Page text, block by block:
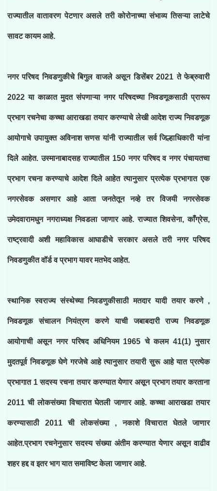
राज्यातील वातावरण पेटणार असले तरी कोरोनाच्या संभाव्य तिसऱ्या लाटेचे
सावट कायम आहे.
नगर परिषद निवडणुकीचे बिगुल वाजले असून डिसेंबर 2021 ते फेब्रुवारी
2022 या काळात मुदत संपणाऱ्या नगर परिषदच्या निवडणूकसाठी प्रारूप
प्रभाग रचनेचा कच्चा आराखडा तयार करण्याचे लेखी आदेश राज्य निवडणूक
आयोगाचे उपायुक्त अविनाश सणस यांनी राज्यातील सर्व जिल्हाधिकारी यांना
दिले आहेत. उस्मानाबादसह राज्यातील 150 नगर परिषद व नगर पंचायतचा
प्रभाग रचना करण्याचे आदेश दिले आहेत त्यानुसार प्रत्येक प्रभागात एक
नगरसेवक असणार आहे आता जनतेतून नव्हे तर विजयी नगरसेवक
उमेदवारामधुन नगराध्यक्ष निवडला जाणार आहे. राज्यात शिवसेना, काँग्रेस,
राष्ट्रवादी अशी महाविकास आघाडीचे सरकार असले तरी नगर परिषद
निवडणुकीत वॉर्ड व प्रभाग यावर मतभेद आहेत.
स्थानिक स्वराज्य संस्थेच्या निवडणुकीसाठी मतदार यादी तयार करणे ,
निवडणूक संचालन नियंत्रण करणे याची जबाबदारी राज्य निवडणूक
आयोगाची असून नगर परिषद अधिनियम 1965 चे कलम 41(1) नुसार
मुदतपूर्व निवडणूक घेणे गरजेचे आहे त्यानुसार तयारी सुरू आहे यात प्रत्येक
प्रभागात 1 सदस्य रचना तयार करण्यात येणार असून प्रभाग तयार करताना
2011 ची लोकसंख्या विचारात घेतली जाणार आहे. कच्चा आराखडा तयार
करण्यासाठी 2011 ची लोकसंख्या , नकाशे विचारात घेतले जाणार
आहेत.प्रभाग रचनेनुसार सदस्य संख्या अंतीम करण्यात येणार असून वाढीव
शहर हद्द व इतर भाग यात समाविष्ट केला जाणार आहे.